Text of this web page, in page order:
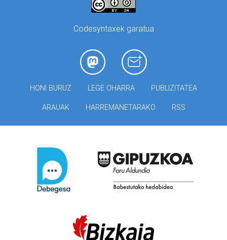
Codesyntaxek garatua
HONI BURUZ LEGE OHARRA PUBLIZITATEA
ARAUAK HARREMANETARAKO RSS